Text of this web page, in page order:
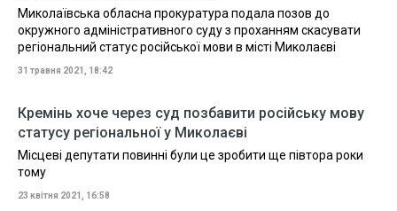
Миколаївська обласна прокуратура подала позов до
окружного адміністративного суду з проханням скасувати
регіональний статус російської мови в місті Миколаєві
31 травня 2021, 18:42
Кремінь хоче через суд позбавити російську мову
статусу регіональної у Миколаєві
Місцеві депутати повинні були це зробити ще півтора роки
тому
23 квітня 2021, 16:58